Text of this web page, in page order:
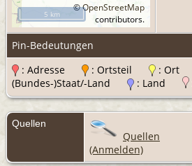
©OpenStreetMap
contributors.
5 km
Pin-Bedeutungen
: Adresse
: Ortsteil : Ort
(Bundes-)Staat/-Land
: Land
Quellen
Quellen
(Anmelden)